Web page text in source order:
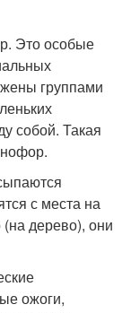
Это особые
группами
собой. Такая
с места на
дерево), они
ожоги,